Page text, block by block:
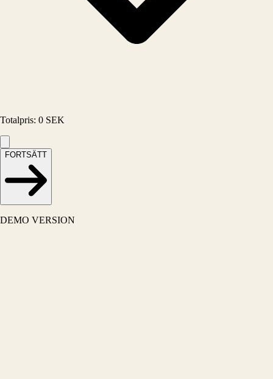
Totalpris: 0 SEK
FORTSÄTT
DEMO VERSION